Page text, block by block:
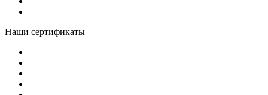
Наши сертификаты